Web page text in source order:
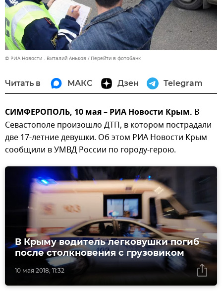
© РИА Новости . Виталий Аньков Перейти в фотобанк
Читать в МАКС Дзен Telegram
СИМФЕРОПОЛЬ, 10 мая – РИА Новости Крым. В
Севастополе произошло ДТП, в котором пострадали
две 17-летние девушки. Об этом РИА Новости Крым
сообщили в УМВД России по городу-герою.
10 мая 2018, 11:32
В Крыму водитель легковушки погиб
после столкновения с грузовиком